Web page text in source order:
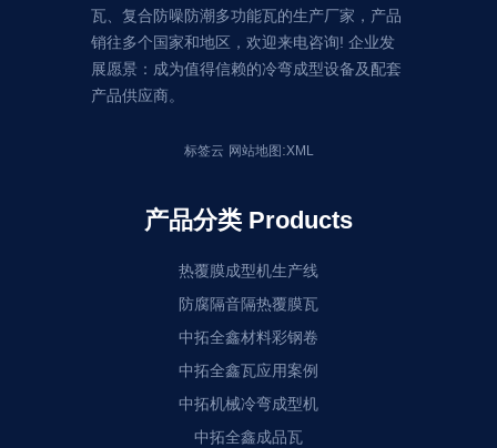
瓦、复合防噪防潮多功能瓦的生产厂家，产品
销往多个国家和地区，欢迎来电咨询! 企业发
展愿景：成为值得信赖的冷弯成型设备及配套
产品供应商。
标签云 网站地图 :XML
产品分类 Products
热覆膜成型机生产线
防腐隔音隔热覆膜瓦
中拓全鑫材料彩钢卷
中拓全鑫瓦应用案例
中拓机械冷弯成型机
中拓全鑫成品瓦